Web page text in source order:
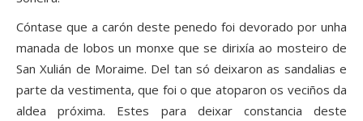
Cóntase que a carón deste penedo foi devorado por unha
manada de lobos un monxe que se dirixía ao mosteiro de
San Xulián de Moraime. Del tan só deixaron as sandalias e
parte da vestimenta, que foi o que atoparon os veciños da
aldea próxima. Estes para deixar constancia deste